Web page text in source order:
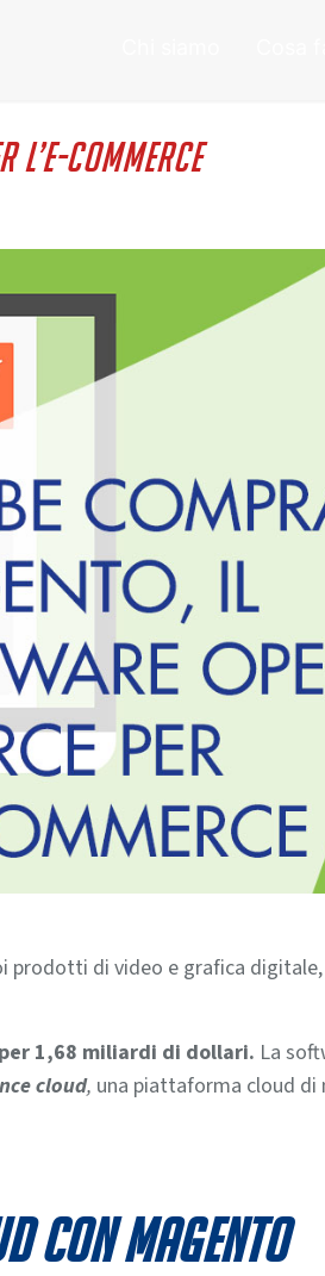
commerce
prodotti di video e grafica digitale,
1,68 miliardi di dollari. La
cloud, una piattaforma cloud
con Magento